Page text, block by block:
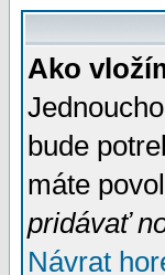
Ako
bude
máte
pridávať
Návrat